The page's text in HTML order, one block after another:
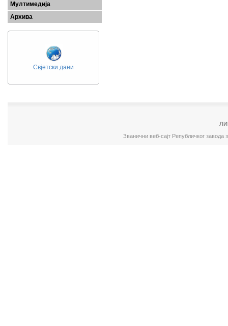
Мултимедија
Архива
Свјетски дани
Званични веб-сајт Републичког